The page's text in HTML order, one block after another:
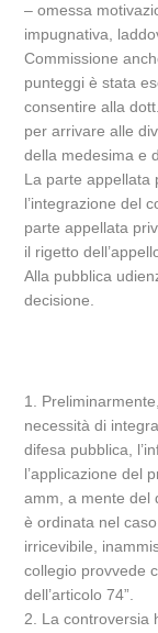
– omessa
impugnativa,
Commissione
punteggi è stata
consentire alla
per arrivare alle
della medesima e
La parte appellata
l’integrazione del
parte appellata
il rigetto
Alla pubblica
decisione.
1.
necessità di
difesa pubblica,
l’applicazione del
amm, a mente del
è ordinata nel
irricevibile,
collegio provvede
dell’articolo 74”.
2. La controversia